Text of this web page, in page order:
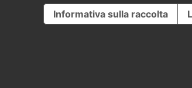
Informativa sulla raccolta